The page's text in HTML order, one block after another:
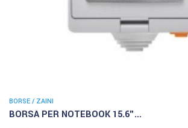
BORSE / ZAINI
BORSA PER NOTEBOOK 15.6"...